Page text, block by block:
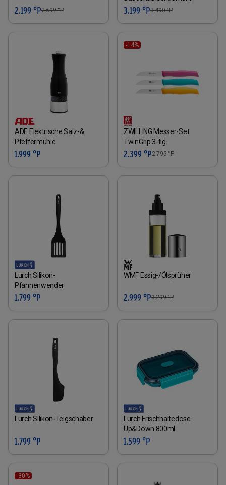
2.199 °P2.699°P
RAPIDO
3.199 °P3.490°P
ADE Elektrische Salz-&
Pfeffermühle
1.999 °P
-14%
ZWILLING Messer-Set
TwinGrip 3-tlg.
2.399 °P2.795°P
Lurch Silikon-
Pfannenwender
1.799 °P
WMF Essig-/Ölsprüher
2.999 °P3.299°P
Lurch Silikon-Teigschaber
1.799 °P
Lurch Frischhaltedose
Up&Down 800ml
1.599 °P
-30%